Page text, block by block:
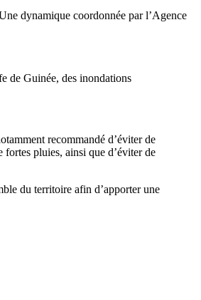
dynamique coordonnée par l’Agence
de Guinée, des inondations
recommandé d’éviter de
fortes pluies, ainsi que d’éviter de
du territoire afin d’apporter une